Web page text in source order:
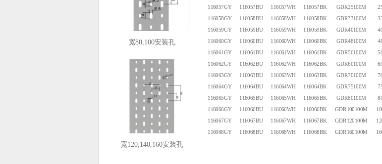
宽80,100安装孔
宽120,140,160安装孔
116057GY 116057BU 116057WH 116057BK GDR25100M
116058GY
116058BU 116058WH 116058BK GDR33100M
116059GY
116059BU 116059WH 116059BK GDR40100M
116060GY
116060BU 116060WH 116060BK GDR48100M
116061GY
116061BU 116061WH 116061BK GDR50100M
116062GY
116062BU 116062WH 116062BK GDR60100M
116063GY
116063BU 116063WH 116063BK GDR70100M
116064GY
116064BU 116064WH 116064BK GDR75100M
116065GY
116065BU 116065WH 116065BK GDR80100M
116066GY
116066BU 116066WH 116066BK GDR100100M
116067GY
116067BU 116067WH 116067BK GDR120100M
116068GY
116068BU 116068WH 116068BK GDR160100M